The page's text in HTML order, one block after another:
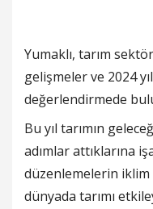
Yumaklı, tarım
gelişmeler ve 2024
değerlendirmede
Bu yıl tarımın
adımlar attıklarına
düzenlemelerin
dünyada tarımı